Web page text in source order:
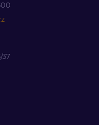
37